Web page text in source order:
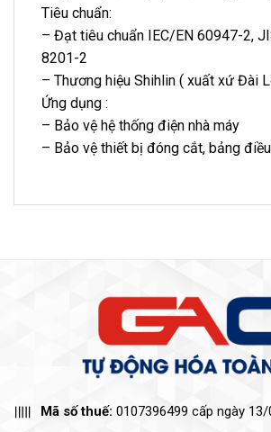
Tiêu chuẩn:
– Đạt tiêu chuẩn IEC/EN 60947-2,
8201-2
– Thương hiệu Shihlin ( xuất xứ Đài
Ứng dụng :
– Bảo vệ hệ thống điện nhà máy
– Bảo vệ thiết bị đóng cắt, bảng
Mã số thuế: 0107396499 cấp ngày